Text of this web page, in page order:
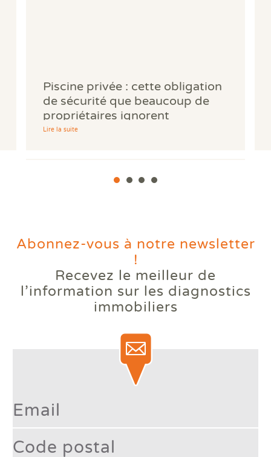
Piscine privée : cette obligation
de sécurité que beaucoup de
propriétaires ignorent
Lire la suite
Votre logement reste trop
chaud l'été ? Comprendre le
phénomène des bouilloires
Abonnez-vous à notre newsletter
!
Recevez le meilleur de
l’information sur les diagnostics
immobiliers